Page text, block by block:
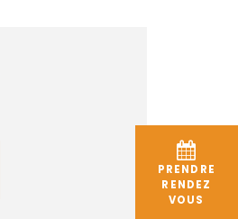
PRENDRE
RENDEZ
VOUS